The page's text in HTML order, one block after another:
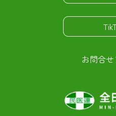
お問合